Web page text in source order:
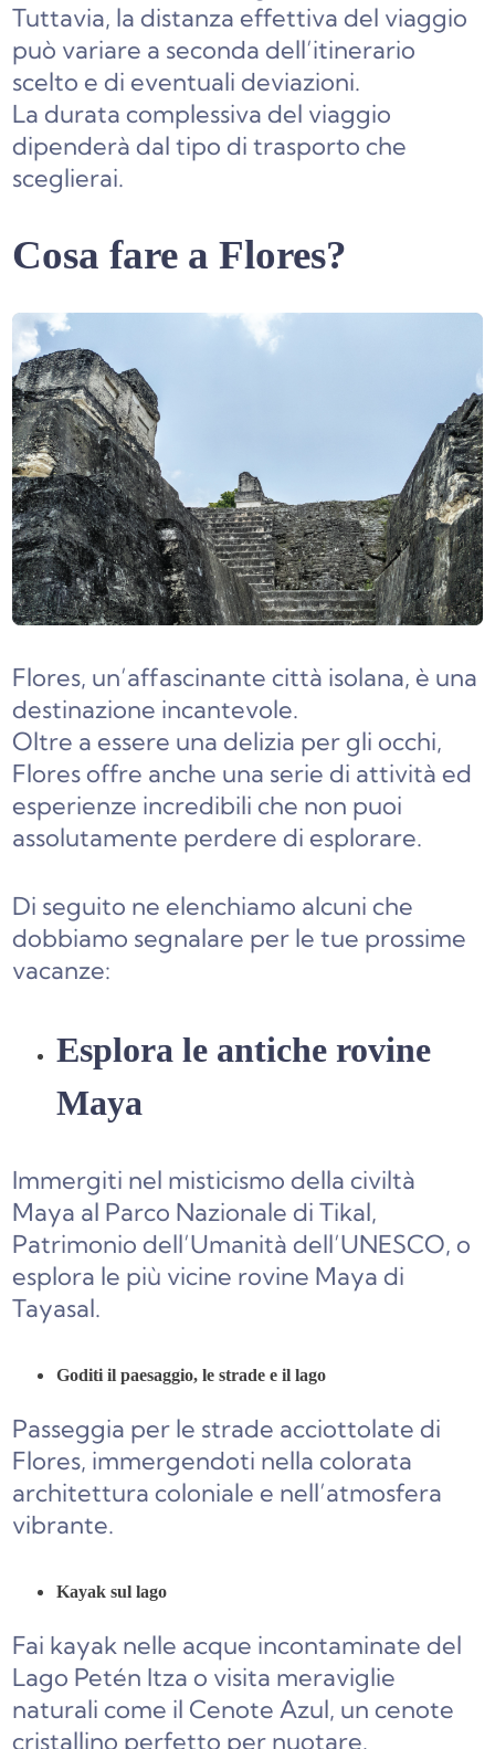
Tuttavia, la distanza effettiva del viaggio
può variare a seconda dell’itinerario
scelto e di eventuali deviazioni.
La durata complessiva del viaggio
dipenderà dal tipo di trasporto che
sceglierai.
Cosa fare a Flores?
Flores, un’affascinante città isolana, è una
destinazione incantevole.
Oltre a essere una delizia per gli occhi,
Flores offre anche una serie di attività ed
esperienze incredibili che non puoi
assolutamente perdere di esplorare.
Di seguito ne elenchiamo alcuni che
dobbiamo segnalare per le tue prossime
vacanze:
Esplora le antiche rovine
Maya
Immergiti nel misticismo della civiltà
Maya al Parco Nazionale di Tikal,
Patrimonio dell’Umanità dell’UNESCO, o
esplora le più vicine rovine Maya di
Tayasal.
Goditi il paesaggio, le strade e il lago
Passeggia per le strade acciottolate di
Flores, immergendoti nella colorata
architettura coloniale e nell’atmosfera
vibrante.
Kayak sul lago
Fai kayak nelle acque incontaminate del
Lago Petén Itza o visita meraviglie
naturali come il Cenote Azul, un cenote
cristallino perfetto per nuotare.